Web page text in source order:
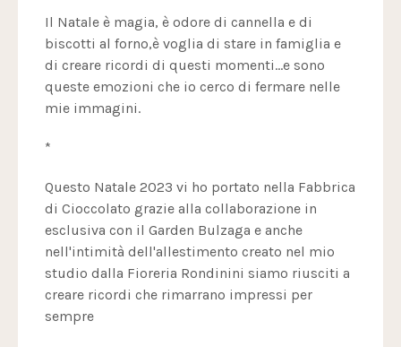
Il Natale è magia, è odore di cannella e di
biscotti al forno,è voglia di stare in famiglia e
di creare ricordi di questi momenti...e sono
queste emozioni che io cerco di fermare nelle
mie immagini.
*
Questo Natale 2023 vi ho portato nella Fabbrica
di Cioccolato grazie alla collaborazione in
esclusiva con il Garden Bulzaga e anche
nell'intimità dell'allestimento creato nel mio
studio dalla Fioreria Rondinini siamo riusciti a
creare ricordi che rimarrano impressi per
sempre